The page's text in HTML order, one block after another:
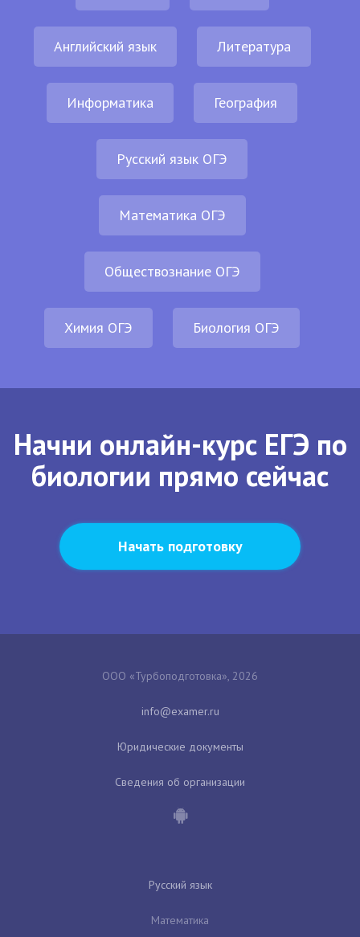
Английский язык Литература
Информатика География
Русский язык ОГЭ
Математика ОГЭ
Обществознание ОГЭ
Химия ОГЭ Биология ОГЭ
Начни онлайн-курс ЕГЭ по
биологии прямо сейчас
Начать подготовку
ООО «Турбоподготовка», 2026
Юридические документы
Сведения об организации
Русский язык
Математика